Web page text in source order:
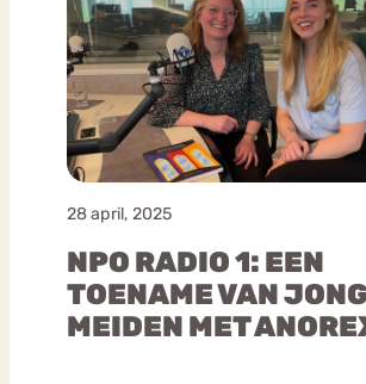
28 april, 2025
NPO RADIO 1: EEN
TOENAME VAN
MEIDEN MET